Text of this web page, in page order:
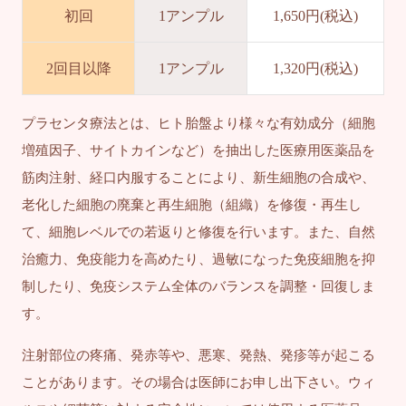
初回 1アンプル 1,650円(税込)
2回目以降 1アンプル 1,320円(税込)
プラセンタ療法とは、ヒト胎盤より様々な有効成分（細胞
増殖因子、サイトカインなど）を抽出した医療用医薬品を
筋肉注射、経口内服することにより、新生細胞の合成や、
老化した細胞の廃棄と再生細胞（組織）を修復・再生し
て、細胞レベルでの若返りと修復を行います。また、自然
治癒力、免疫能力を高めたり、過敏になった免疫細胞を抑
制したり、免疫システム全体のバランスを調整・回復しま
す。
注射部位の疼痛、発赤等や、悪寒、発熱、発疹等が起こる
ことがあります。その場合は医師にお申し出下さい。ウィ